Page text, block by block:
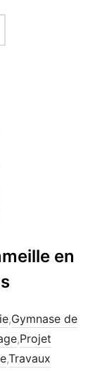
en
,Gymnase de
,Projet
,Travaux